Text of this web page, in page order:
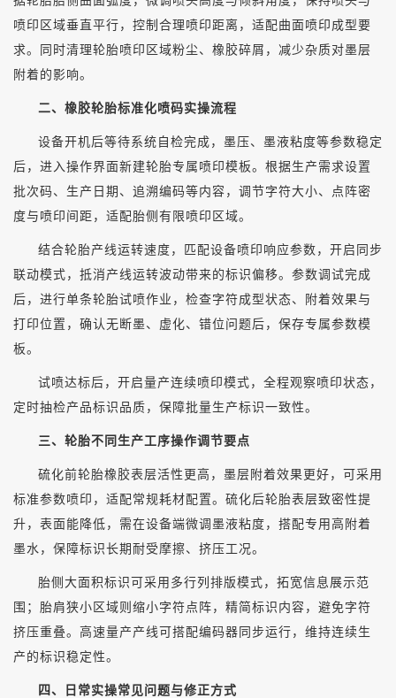
喷印区域垂直平行，控制合理喷印距离，适配曲面喷印成型要
求。同时清理轮胎喷印区域粉尘、橡胶碎屑，减少杂质对墨层
附着的影响。
二、橡胶轮胎标准化喷码实操流程
设备开机后等待系统自检完成，墨压、墨液粘度等参数稳定
后，进入操作界面新建轮胎专属喷印模板。根据生产需求设置
批次码、生产日期、追溯编码等内容，调节字符大小、点阵密
度与喷印间距，适配胎侧有限喷印区域。
结合轮胎产线运转速度，匹配设备喷印响应参数，开启同步
联动模式，抵消产线运转波动带来的标识偏移。参数调试完成
后，进行单条轮胎试喷作业，检查字符成型状态、附着效果与
打印位置，确认无断墨、虚化、错位问题后，保存专属参数模
板。
试喷达标后，开启量产连续喷印模式，全程观察喷印状态，
定时抽检产品标识品质，保障批量生产标识一致性。
三、轮胎不同生产工序操作调节要点
硫化前轮胎橡胶表层活性更高，墨层附着效果更好，可采用
标准参数喷印，适配常规耗材配置。硫化后轮胎表层致密性提
升，表面能降低，需在设备端微调墨液粘度，搭配专用高附着
墨水，保障标识长期耐受摩擦、挤压工况。
胎侧大面积标识可采用多行列排版模式，拓宽信息展示范
围；胎肩狭小区域则缩小字符点阵，精简标识内容，避免字符
挤压重叠。高速量产产线可搭配编码器同步运行，维持连续生
产的标识稳定性。
四、日常实操常见问题与修正方式